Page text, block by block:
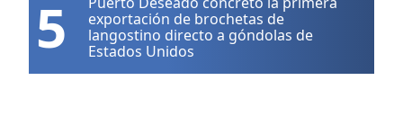
5
exportación de brochetas de
langostino directo a góndolas de
Estados Unidos